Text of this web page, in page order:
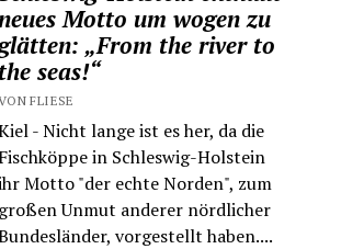
Motto um wogen zu
„From the river to
the seas!“
FLIESE
- Nicht lange ist es her, da die
Fischköppe in Schleswig-Holstein
Motto "der echte Norden", zum
großen Unmut anderer nördlicher
vorgestellt haben....